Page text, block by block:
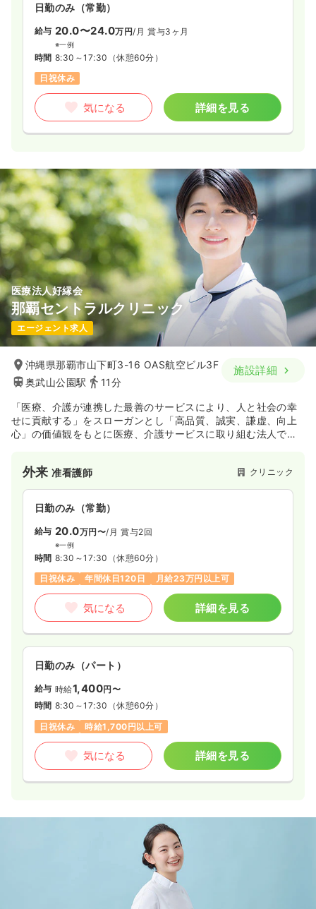
日勤のみ（パート）
給与 時給1,280〜1,480 円
時間 8:00～17:00
時給1,600円以上可
気になる 詳細を見る
日勤のみ（常勤）
給与 20.0〜24.0万円/月 賞与3ヶ月
※一例
時間 8:30～17:30 （休憩60分）
日祝休み
気になる 詳細を見る
医療法人好縁会
那覇セントラルクリニック
エージェント求人
沖縄県那覇市山下町3-16 OAS航空ビル3F
奥武山公園駅
11分
施設詳細
「医療、介護が連携した最善のサービスにより、人と社会の幸
せに貢献する」をスローガンとし「高品質、誠実、謙虚、向上
心」の価値観をもとに医療、介護サービスに取り組む法人で
外来准看護師 クリニック
日勤のみ（常勤）
給与 20.0万円〜/月 賞与2回
※一例
時間 8:30～17:30 （休憩60分）
日祝休み
年間休日120日 月給23万円以上可
気になる 詳細を見る
日勤のみ（パート）
給与 時給1,400円〜
時間 8:30～17:30 （休憩60分）
日祝休み
時給1,700円以上可
気になる 詳細を見る